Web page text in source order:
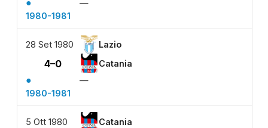
●
—
1980-1981
28 Set 1980 Lazio
4–0 Catania
●
—
1980-1981
5 Ott 1980 Catania